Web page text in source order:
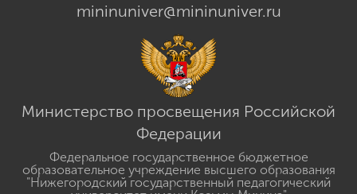
mininuniver@mininuniver.ru
Министерство просвещения Российской
Федерации
Федеральное государственное бюджетное
образовательное учреждение высшего образования
"Нижегородский государственный педагогический